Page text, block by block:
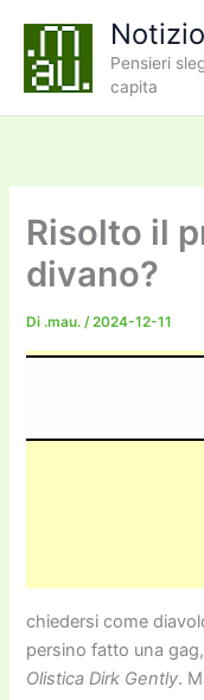
contenuto
Pensieri
capita
Risolto il
divano?
Di .mau./2024-12-11
chiedersi come
persino fatto una
Olistica Dirk Gently.